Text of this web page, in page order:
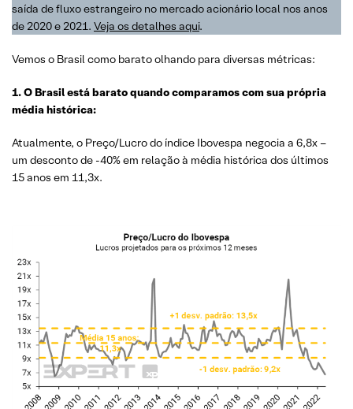
saída de fluxo estrangeiro no mercado acionário local nos anos
de 2020 e 2021. Veja os detalhes aqui.
Vemos o Brasil como barato olhando para diversas métricas:
1. O Brasil está barato quando comparamos com sua própria
média histórica:
Atualmente, o Preço/Lucro do índice Ibovespa negocia a 6,8x –
um desconto de -40% em relação à média histórica dos últimos
15 anos em 11,3x.